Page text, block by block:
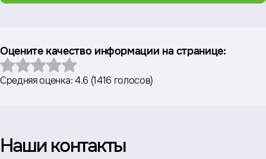
Оцените качество информации на странице:
Средняя оценка:4.6 (1416 голосов)
Наши контакты